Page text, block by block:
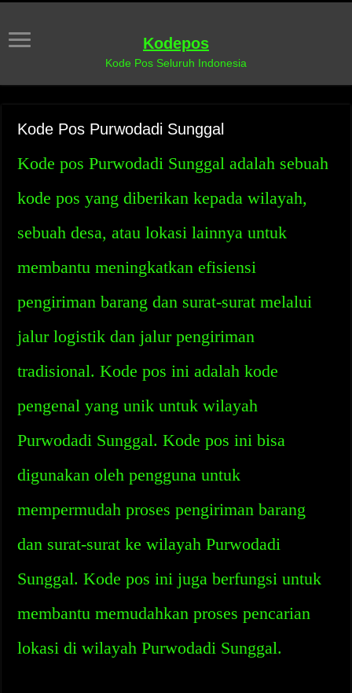
Kodepos
Kode Pos Seluruh Indonesia
Kode Pos Purwodadi Sunggal
Kode pos Purwodadi Sunggal adalah sebuah
kode pos yang diberikan kepada wilayah,
sebuah desa, atau lokasi lainnya untuk
membantu meningkatkan efisiensi
pengiriman barang dan surat-surat melalui
jalur logistik dan jalur pengiriman
tradisional. Kode pos ini adalah kode
pengenal yang unik untuk wilayah
Purwodadi Sunggal. Kode pos ini bisa
digunakan oleh pengguna untuk
mempermudah proses pengiriman barang
dan surat-surat ke wilayah Purwodadi
Sunggal. Kode pos ini juga berfungsi untuk
membantu memudahkan proses pencarian
lokasi di wilayah Purwodadi Sunggal.